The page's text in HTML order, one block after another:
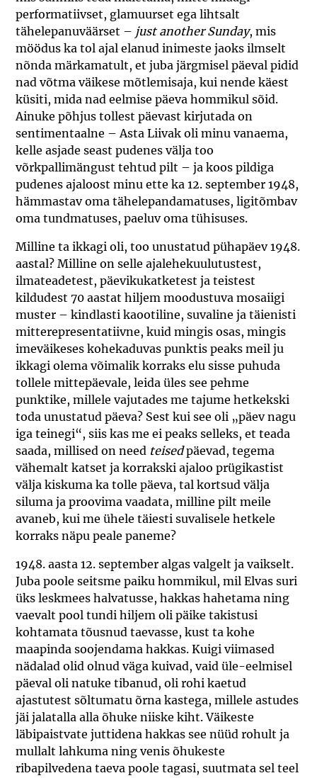
performatiivset, glamuurset ega lihtsalt
tähelepanuväärset – just another Sunday, mis
möödus ka tol ajal elanud inimeste jaoks ilmselt
nõnda märkamatult, et juba järgmisel päeval pidid
nad võtma väikese mõtlemisaja, kui nende käest
küsiti, mida nad eelmise päeva hommikul sõid.
Ainuke põhjus tollest päevast kirjutada on
sentimentaalne – Asta Liivak oli minu vanaema,
kelle asjade seast pudenes välja too
võrkpallimängust tehtud pilt – ja koos pildiga
pudenes ajaloost minu ette ka 12. september 1948,
hämmastav oma tähelepandamatuses, ligitõmbav
oma tundmatuses, paeluv oma tühisuses.
Milline ta ikkagi oli, too unustatud pühapäev 1948.
aastal? Milline on selle ajalehekuulutustest,
ilmateadetest, päevikukatketest ja teistest
kildudest 70 aastat hiljem moodustuva mosaiigi
muster – kindlasti kaootiline, suvaline ja täienisti
mitterepresentatiivne, kuid mingis osas, mingis
imeväikeses kohekaduvas punktis peaks meil ju
ikkagi olema võimalik korraks elu sisse puhuda
tollele mittepäevale, leida üles see pehme
punktike, millele vajutades me tajume hetkekski
toda unustatud päeva? Sest kui see oli „päev nagu
iga teinegi“, siis kas me ei peaks selleks, et teada
saada, millised on need teisedpäevad, tegema
vähemalt katset ja korrakski ajaloo prügikastist
välja kiskuma ka tolle päeva, tal kortsud välja
siluma ja proovima vaadata, milline pilt meile
avaneb, kui me ühele täiesti suvalisele hetkele
korraks näpu peale paneme?
1948. aasta 12. september algas valgelt ja vaikselt.
Juba poole seitsme paiku hommikul, mil Elvas suri
üks leskmees halvatusse, hakkas hahetama ning
vaevalt pool tundi hiljem oli päike takistusi
kohtamata tõusnud taevasse, kust ta kohe
maapinda soojendama hakkas. Kuigi viimased
nädalad olid olnud väga kuivad, vaid üle-eelmisel
päeval oli natuke tibanud, oli rohi kaetud
ajastutest sõltumatu õrna kastega, millele astudes
jäi jalatalla alla õhuke niiske kiht. Väikeste
läbipaistvate juttidena hakkas see nüüd rohult ja
mullalt lahkuma ning venis õhukeste
ribapilvedena taeva poole tagasi, suutmata sel teel